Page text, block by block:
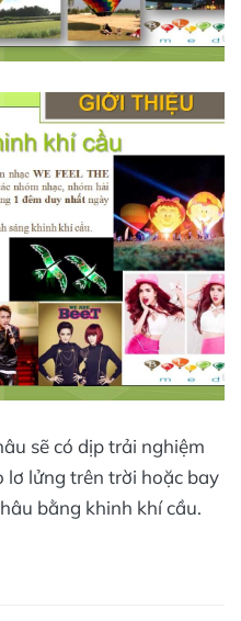
sẽ có dịp trải nghiệm
lơ lửng trên trời hoặc bay
bằng khinh khí cầu.